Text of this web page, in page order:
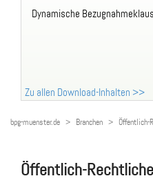
Dynamische
Zu allen Download-Inhalten >>
bpg-muenster.de Branchen Öffentlich-
Öffentlich-